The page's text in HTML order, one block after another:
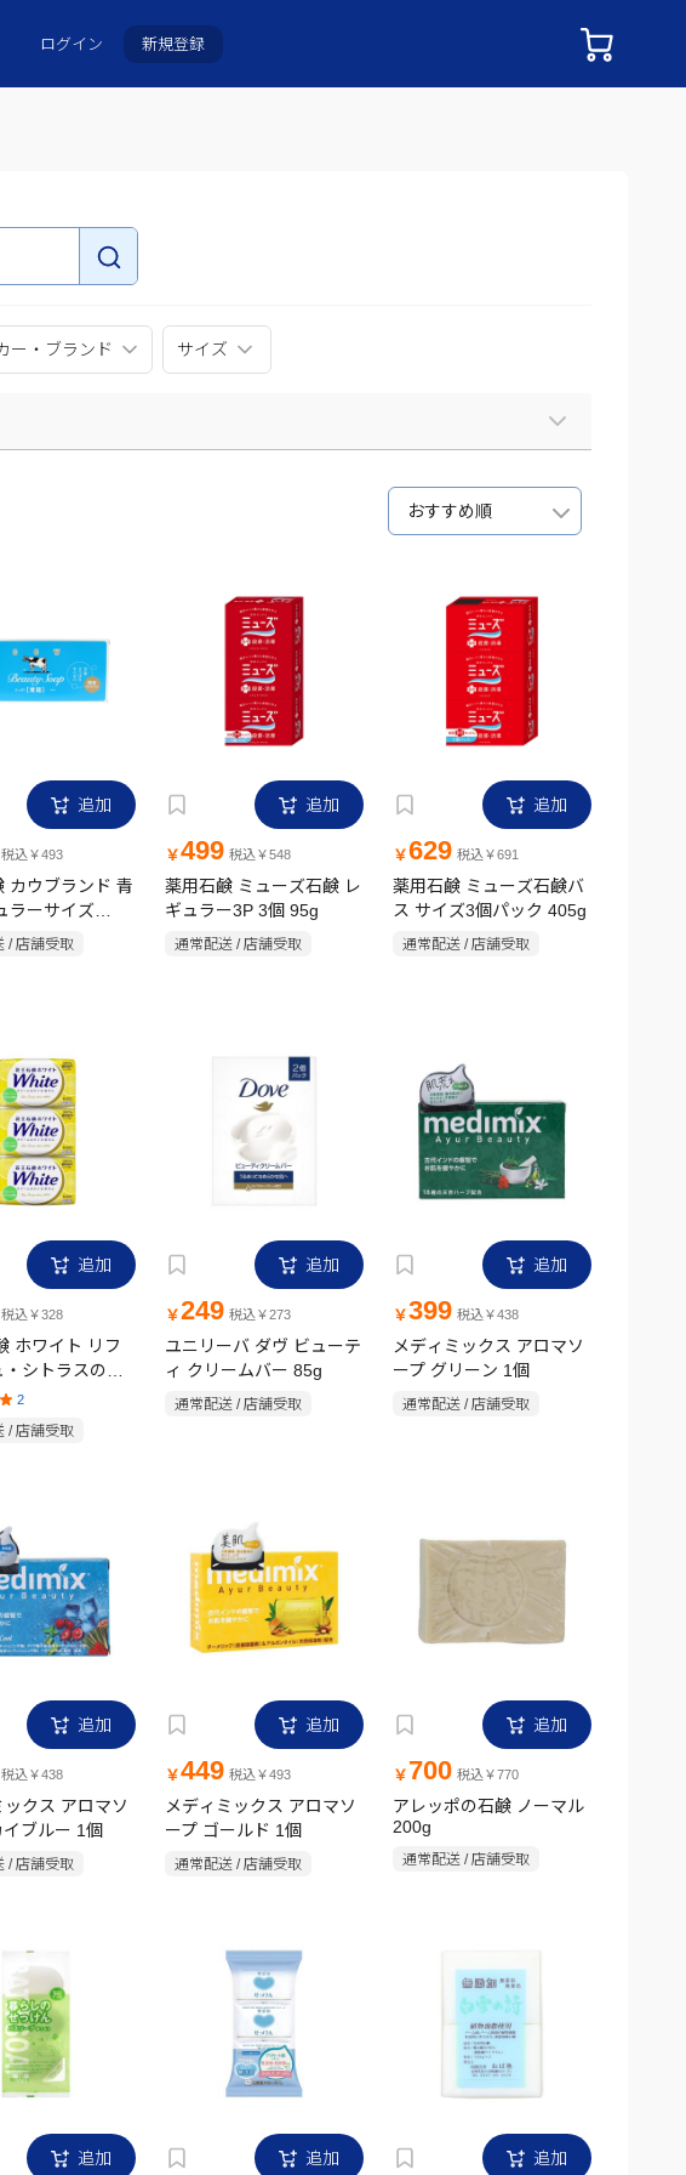
ログイン 新規登録
ー・ブランド サイズ
おすすめ順
追加
税込￥493
カウブランド 青
ラーサイズ
組
/ 店舗受取
追加
￥499 税込￥548
薬用石鹸 ミューズ石鹸 レ
ギュラー3P 3個 95g
通常配送 / 店舗受取
追加
￥629 税込￥691
薬用石鹸 ミューズ石鹸バ
ス サイズ3個パック 405g
通常配送 / 店舗受取
追加
税込￥328
ホワイト リフ
シトラスの香
イズ 3コパック
2
/ 店舗受取
追加
￥249 税込￥273
ユニリーバ ダヴ ビューテ
ィ クリームバー 85g
通常配送 / 店舗受取
追加
￥399 税込￥438
メディミックス アロマソ
ープ グリーン 1個
通常配送 / 店舗受取
追加
税込￥438
ックス アロマソ
ブルー 1個
/ 店舗受取
追加
￥449 税込￥493
メディミックス アロマソ
ープ ゴールド 1個
通常配送 / 店舗受取
追加
￥ 700 税込￥770
アレッポの石鹸 ノーマル
200g
通常配送 / 店舗受取
追加 追加 追加